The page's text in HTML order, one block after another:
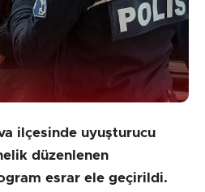
ilçesinde uyuşturucu
düzenlenen
esrar ele geçirildi.